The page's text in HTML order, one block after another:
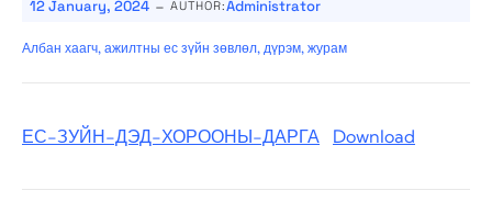
12 January, 2024 - AUTHOR:Administrator
Албан хаагч, ажилтны ес зүйн зөвлөл, дүрэм, журам
ЕС-ЗУЙН-ДЭД-ХОРООНЫ-ДАРГА Download